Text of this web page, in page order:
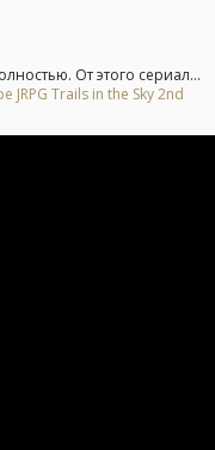
От этого сериал...
Trails in the Sky 2nd